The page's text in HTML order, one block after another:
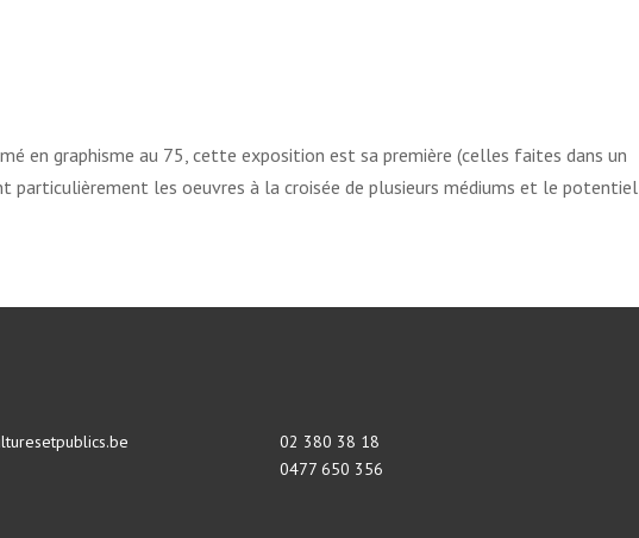
en graphisme au 75, cette exposition est sa première (celles faites dans un
particulièrement les oeuvres à la croisée de plusieurs médiums et le potentiel
02 380 38 18
0477 650 356